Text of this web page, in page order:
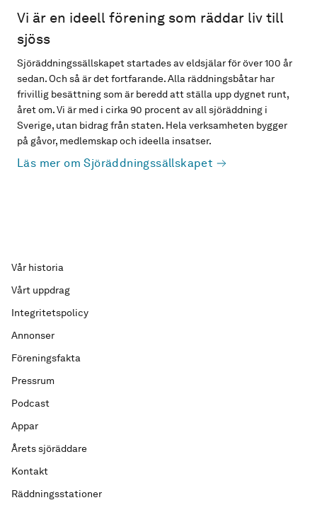
Vi är en ideell förening som räddar liv till
sjöss
Sjöräddningssällskapet startades av eldsjälar för över 100 år
sedan. Och så är det fortfarande. Alla räddningsbåtar har
frivillig besättning som är beredd att ställa upp dygnet runt,
året om. Vi är med i cirka 90 procent av all sjöräddning i
Sverige, utan bidrag från staten. Hela verksamheten bygger
på gåvor, medlemskap och ideella insatser.
Läs mer om Sjöräddningssällskapet
Vår historia
Vårt uppdrag
Integritetspolicy
Annonser
Föreningsfakta
Pressrum
Podcast
Appar
Årets sjöräddare
Kontakt
Räddningsstationer